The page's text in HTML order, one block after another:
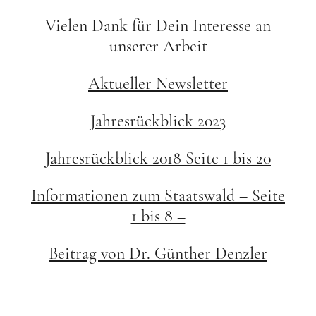
Vielen Dank für Dein Interesse an
unserer Arbeit
Aktueller Newsletter
Jahresrückblick 2023
Jahresrückblick 2018 Seite 1 bis 20
Informationen zum Staatswald – Seite
1 bis 8 –
Beitrag von Dr. Günther Denzler